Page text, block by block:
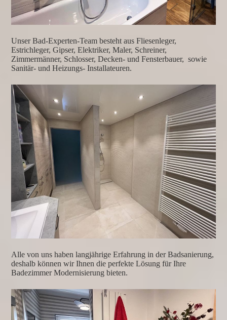
Unser Bad-Experten-Team besteht aus Fliesenleger,
Estrichleger, Gipser, Elektriker, Maler, Schreiner,
Zimmermänner, Schlosser, Decken- und Fensterbauer, sowie
Sanitär- und Heizungs- Installateuren.
Alle von uns haben langjährige Erfahrung in der Badsanierung,
deshalb können wir Ihnen die perfekte Lösung für Ihre
Badezimmer Modernisierung bieten.